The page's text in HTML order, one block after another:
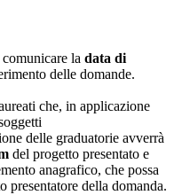
la data di
delle domande.
che, in applicazione
delle graduatorie avverrà
del progetto presentato e
anagrafico, che possa
presentatore della domanda.